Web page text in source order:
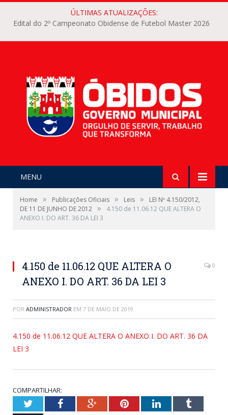
ÚLTIMAS ATUALIZAÇÕES:
Edital do 2º Campeonato Obidense de Futebol Master 2026
MENU
Home » Publicações Oficiais » Leis »
LEI Nº 4.150/2012,
DE 11 DE JUNHO DE 2012 »
4.150 de 11.06.12 QUE ALTERA O
ANEXO I. DO ART. 36 DA LEI 3
4.150 de 11.06.12 QUE ALTERA O
ANEXO I. DO ART. 36 DA LEI 3
0
POR ADMINISTRADOR EM 7 DE MAIO DE 2019
4.150 de 11.06.12 QUE ALTERA O ANEXO I. DO ART. 36 DA
LEI 3
COMPARTILHAR:
TwitterFacebookGoogle+PinterestLinkedInTumblr